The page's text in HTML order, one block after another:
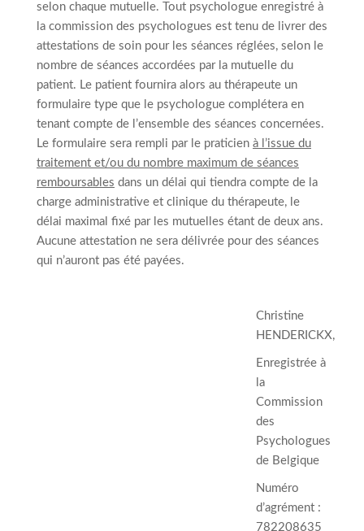
selon chaque mutuelle. Tout psychologue enregistré à
la commission des psychologues est tenu de livrer des
attestations de soin pour les séances réglées, selon le
nombre de séances accordées par la mutuelle du
patient. Le patient fournira alors au thérapeute un
formulaire type que le psychologue complétera en
tenant compte de l’ensemble des séances concernées.
Le formulaire sera rempli par le praticien à l’issue du
traitement et/ou du nombre maximum de séances
remboursables dans un délai qui tiendra compte de la
charge administrative et clinique du thérapeute, le
délai maximal fixé par les mutuelles étant de deux ans.
Aucune attestation ne sera délivrée pour des séances
qui n’auront pas été payées.
Christine
HENDERICKX,
Enregistrée à
la
Commission
des
Psychologues
de Belgique
Numéro
d’agrément :
782208635